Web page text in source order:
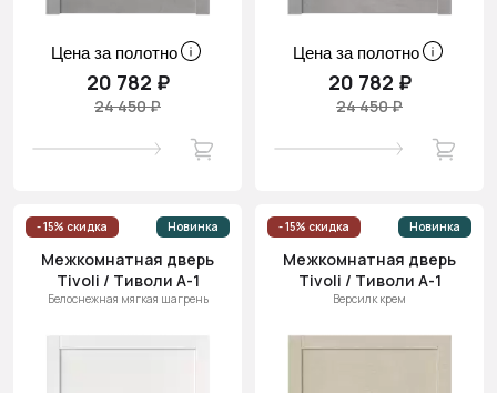
Цена за полотно
20 782 ₽
24 450 ₽
Цена за полотно
20 782 ₽
24 450 ₽
- 15% скидка Новинка
Межкомнатная дверь
Tivoli / Тиволи А-1
Белоснежная мягкая шагрень
- 15% скидка Новинка
Межкомнатная дверь
Tivoli / Тиволи А-1
Версилк крем